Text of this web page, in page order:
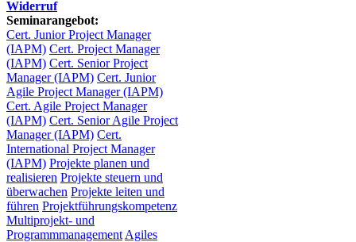
Widerruf
Seminarangebot:
Cert. Junior Project Manager
(IAPM) Cert. Project Manager
(IAPM) Cert. Senior Project
Manager (IAPM) Cert. Junior
Agile Project Manager (IAPM)
Cert. Agile Project Manager
(IAPM) Cert. Senior Agile Project
Manager (IAPM) Cert.
International Project Manager
(IAPM) Projekte planen und
realisieren Projekte steuern und
überwachen Projekte leiten und
führen Projektführungskompetenz
Multiprojekt- und
Programmmanagement Agiles